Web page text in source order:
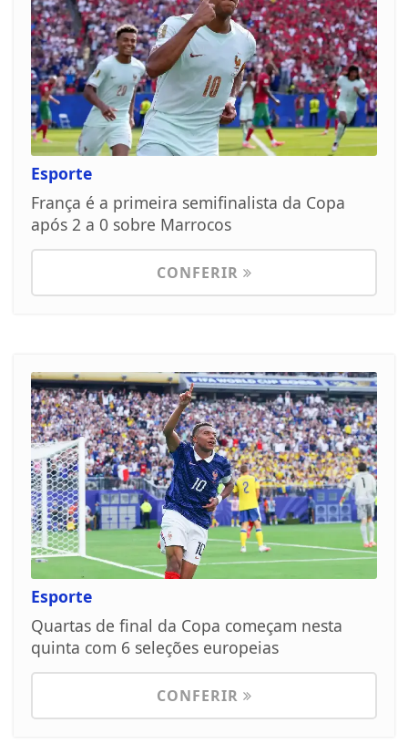
Esporte
França é a primeira semifinalista da Copa
após 2 a 0 sobre Marrocos
CONFERIR
Esporte
Quartas de final da Copa começam nesta
quinta com 6 seleções europeias
CONFERIR